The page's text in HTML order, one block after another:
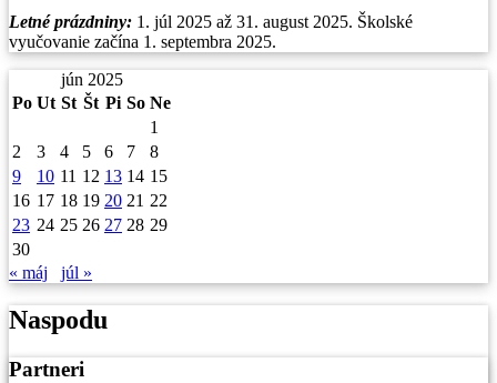
Letné prázdniny: 1. júl 2025 až 31. august 2025. Školské
vyučovanie začína 1. septembra 2025.
jún 2025
Po Ut St Št Pi So Ne
1
2
3 4 5 6 7
8
9
10 11 12 13 14 15
16 17 18 19 20 21 22
23 24 25 26 27 28 29
30
« máj
júl »
Naspodu
Partneri